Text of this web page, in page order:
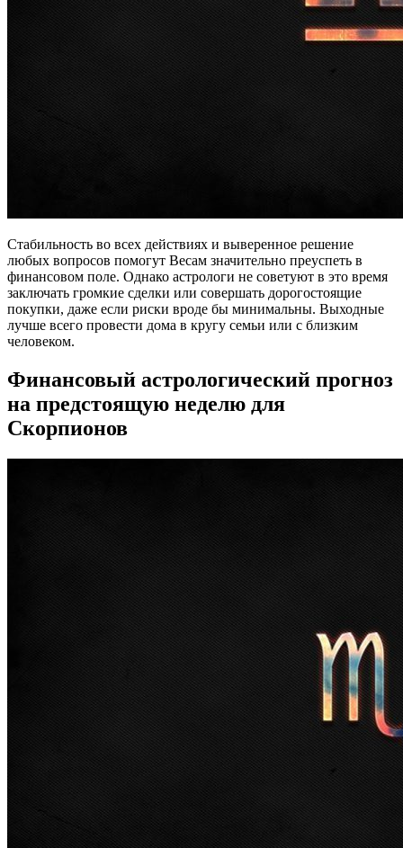
Стабильность во всех действиях и выверенное решение
любых вопросов помогут Весам значительно преуспеть в
финансовом поле. Однако астрологи не советуют в это время
заключать громкие сделки или совершать дорогостоящие
покупки, даже если риски вроде бы минимальны. Выходные
лучше всего провести дома в кругу семьи или с близким
человеком.
Финансовый астрологический прогноз
на предстоящую неделю для
Скорпионов